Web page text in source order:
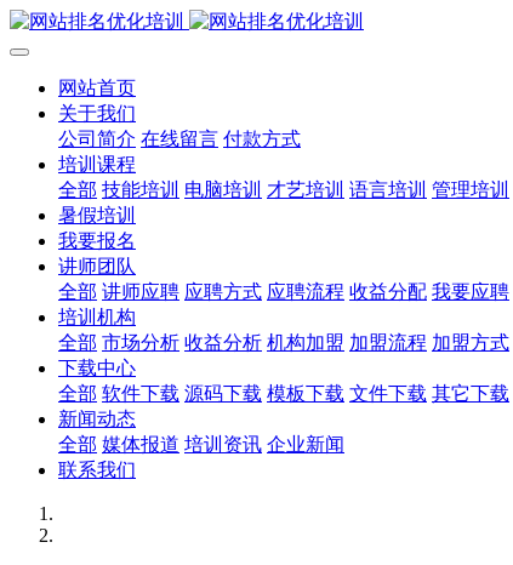
网站首页
关于我们
公司简介 在线留言 付款方式
培训课程
全部 技能培训 电脑培训 才艺培训 语言培训 管理培训
暑假培训
我要报名
讲师团队
全部 讲师应聘 应聘方式 应聘流程 收益分配 我要应聘
培训机构
全部 市场分析 收益分析 机构加盟 加盟流程 加盟方式
下载中心
全部 软件下载 源码下载 模板下载 文件下载 其它下载
新闻动态
全部 媒体报道 培训资讯 企业新闻
联系我们